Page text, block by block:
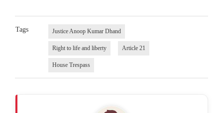
Tags Justice Anoop Kumar Dhand
Right to life and liberty Article 21
House Trespass